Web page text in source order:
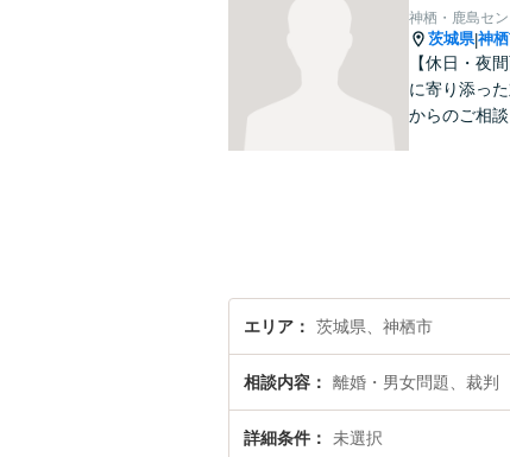
神栖・鹿島セ
茨城県|神
【休日・夜
に寄り添っ
からのご相
エリア 茨城県、神栖市
相談内容 離婚・男女問題、裁判
詳細条件 未選択